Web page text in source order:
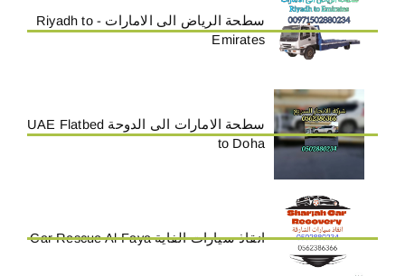
سطحة الرياض الى الامارات - Riyadh to
Emirates
سطحة الامارات الى الدوحة UAE Flatbed
to Doha
انقاذ سيارات الفاية Car Rescue Al-Faya